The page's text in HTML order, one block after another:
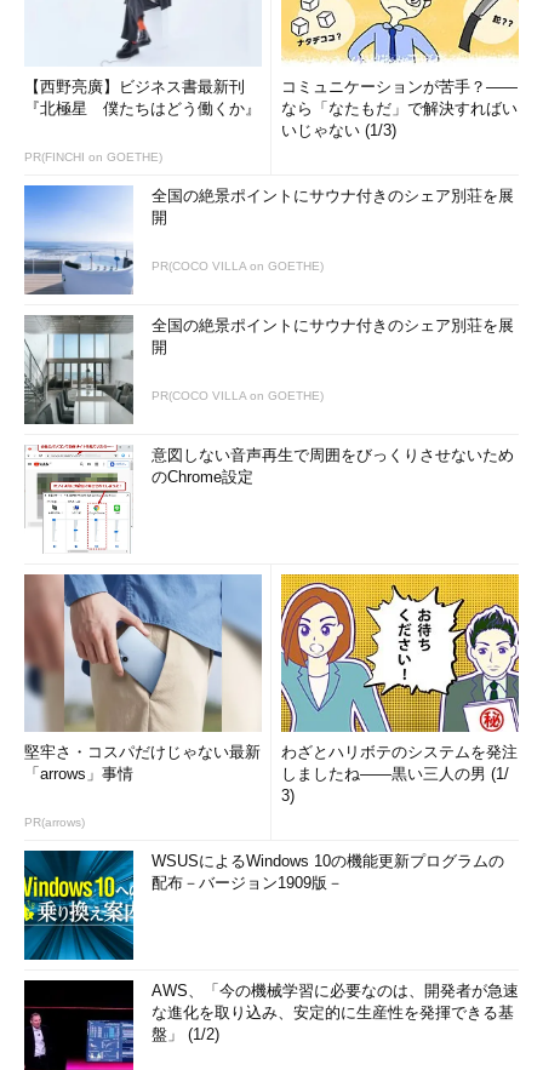
【西野亮廣】ビジネス書最新刊
『北極星 僕たちはどう働くか』
PR(FINCHI on GOETHE)
コミュニケーションが苦手？――
なら「なたもだ」で解決すればい
いじゃない (1/3)
全国の絶景ポイントにサウナ付きのシェア別荘を展
開
PR(COCO VILLA on GOETHE)
全国の絶景ポイントにサウナ付きのシェア別荘を展
開
PR(COCO VILLA on GOETHE)
意図しない音声再生で周囲をびっくりさせないため
のChrome設定
堅牢さ・コスパだけじゃない最新
「arrows」事情
PR(arrows)
わざとハリボテのシステムを発注
しましたね――黒い三人の男 (1/
3)
WSUSによるWindows 10の機能更新プログラムの
配布－バージョン1909版－
AWS、「今の機械学習に必要なのは、開発者が急速
な進化を取り込み、安定的に生産性を発揮できる基
盤」 (1/2)